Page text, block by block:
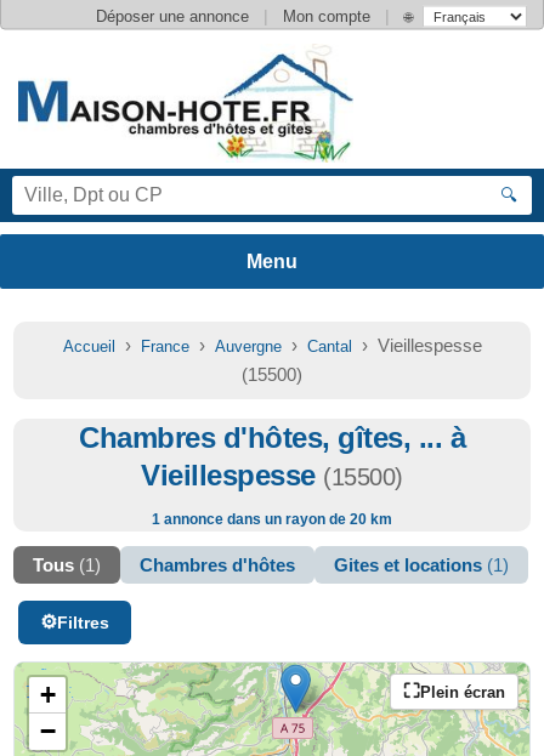
Déposer une annonce | Mon compte | 🌐
🔍
Accueil › France› Auvergne› Cantal
› Vieillespesse
(15500)
Chambres d'hôtes, gîtes, ... à
Vieillespesse (15500)
1 annonce dans un rayon de 20 km
Tous (1) Chambres d'hôtes Gites et locations (1)
Filtres
Plein écran
+
−